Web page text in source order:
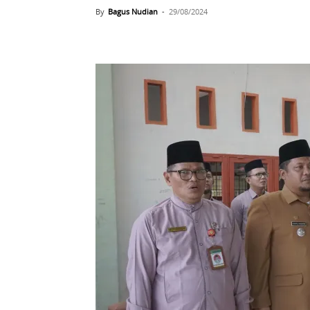
By Bagus Nudian - 29/08/2024